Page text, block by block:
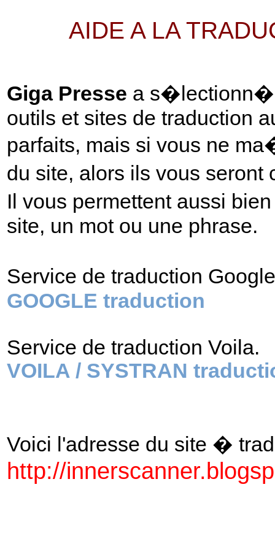
AIDE A LA
Giga Presse a s�lectionn�
outils et sites de traduction
parfaits, mais si vous ne
du site, alors ils vous
Il vous permettent aussi
site, un mot ou une phrase.
Service de traduction
GOOGLE traduction
Service de traduction Voila.
VOILA / SYSTRAN
Voici l'adresse du site �
http://